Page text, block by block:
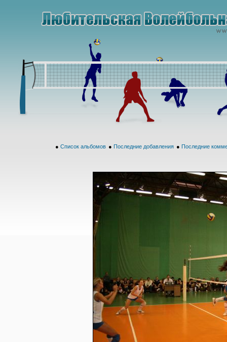
● Список альбомов ● Последние добавления ● Последние